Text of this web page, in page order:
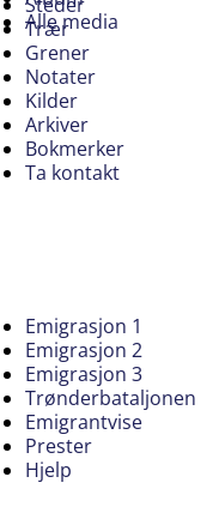
Alle media
Trær
Grener
Notater
Kilder
Arkiver
Bokmerker
Ta kontakt
Emigrasjon 1
Emigrasjon 2
Emigrasjon 3
Trønderbataljonen
Emigrantvise
Prester
Hjelp